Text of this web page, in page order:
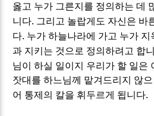
옳고 누가 그른지를 정의하는 데
니다. 그리고 놀랍게도 자신은 바
다. 누가 하늘나라에 가고 누가
과 지키는 것으로 정의하려고 합
님이 하실 일이지 우리가 할 일은
잣대를 하느님께 맡겨드리지 않
어 통제의 칼을 휘두르게 됩니다.